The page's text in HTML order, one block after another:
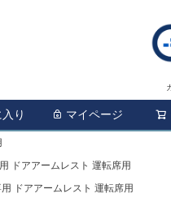
り マイページ
ドアアームレスト 運転席用
ドアアームレスト 運転席用